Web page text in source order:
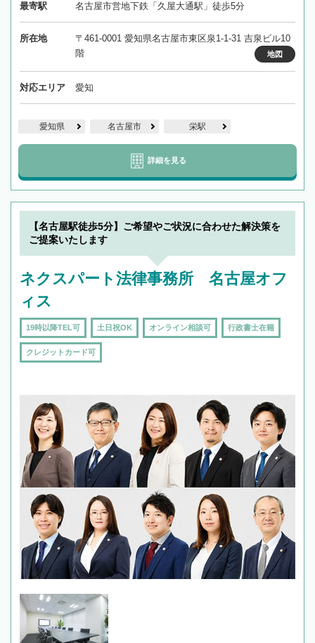
最寄駅 名古屋市営地下鉄「久屋大通駅」徒歩5分
所在地
〒461-0001 愛知県名古屋市東区泉1-1-31 吉泉ビル10
階
地図
対応エリア 愛知
愛知県 名古屋市 栄駅
詳細を見る
【名古屋駅徒歩5分】ご希望やご状況に合わせた解決策を
ご提案いたします
ネクスパート法律事務所 名古屋オフ
ィス
19時以降TEL可 土日祝OK オンライン相談可 行政書士在籍
クレジットカード可